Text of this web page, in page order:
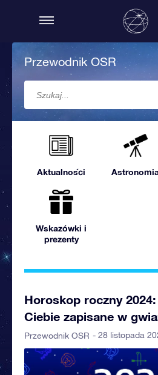
Przewodnik OSR
Aktualności
Wskazówki i
prezenty
Horoskop roczny
Ciebie zapisane w
Przewodnik OSR - 28 listopada